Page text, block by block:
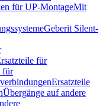
für UP-MontageMit
Geberit Silent-
für
für
Ersatzteile
Übergänge auf andere